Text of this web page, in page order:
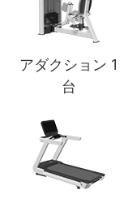
アダクション 1
台